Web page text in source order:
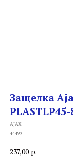
Защелка
AJAX
44493
237,00 р.